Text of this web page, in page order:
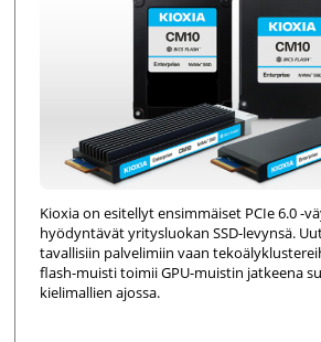
Kioxia on esitellyt ensimmäiset PCIe 6.0 -
hyödyntävät yritysluokan SSD-levynsä.
tavallisiin palvelimiin vaan
flash-muisti toimii GPU-muistin jatkeena
kielimallien ajossa.